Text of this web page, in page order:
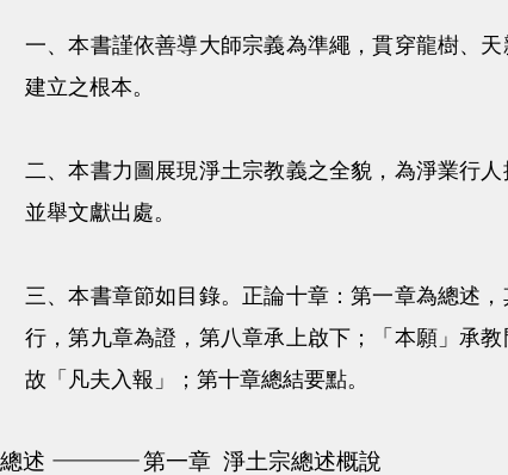
一、本書謹依善導大師宗義為準繩，貫穿龍樹、
建立之根本。
二、本書力圖展現淨土宗教義之全貌，為淨業行
並舉文獻出處。
三、本書章節如目錄。正論十章：第一章為總述
行，第九章為證，第八章承上啟下；「本願」承
故「凡夫入報」；第十章總結要點。